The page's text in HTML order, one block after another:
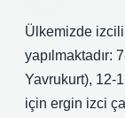
Ülkemizde
yapılmaktadır:
Yavrukurt), 12-
için ergin izci